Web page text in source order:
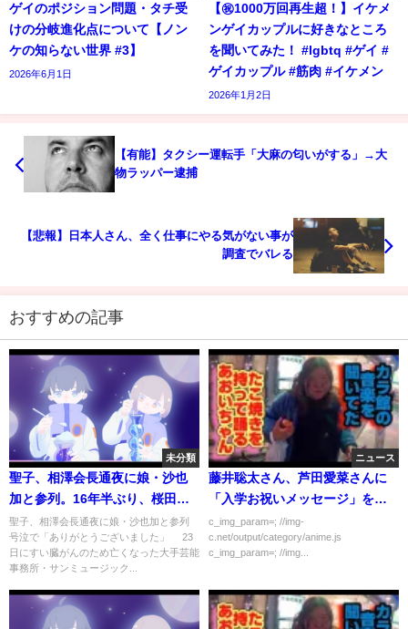
ゲイのポジション問題・タチ受
けの分岐進化点について【ノン
ケの知らない世界 #3】
2026年6月1日
【㊗️1000万回再生超！】イケメ
ンゲイカップルに好きなところ
を聞いてみた！ #lgbtq #ゲイ #
ゲイカップル #筋肉 #イケメン
2026年1月2日
【有能】タクシー運転手「大麻の匂いがする」→大
物ラッパー逮捕
【悲報】日本人さん、全く仕事にやる気がない事が
調査でバレる
おすすめの記事
未分類
聖子、相澤会長通夜に娘・沙也
加と参列。16年半ぶり、桜田淳
子の姿も。
聖子、相澤会長通夜に娘・沙也加と参列
号泣で「ありがとうございました」 23
日にすい臓がんのため亡くなった大手芸能
事務所・サンミュージック...
ニュース
藤井聡太さん、芦田愛菜さんに
「入学お祝いメッセージ」を送
った噂が流れ始めるｗ
c_img_param=; //img-
c.net/output/category/anime.js
c_img_param=; //img...